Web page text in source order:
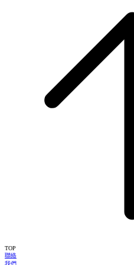
TOP
聯絡
我們